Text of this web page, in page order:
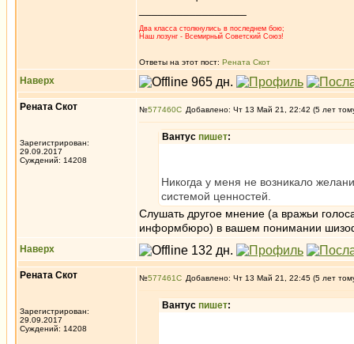
Два класса столкнулись в последнем бою;
Наш лозунг - Всемирный Советский Союз!
Ответы на этот пост: Рената Скот
Наверх
Рената Скот
Зарегистрирован:
29.09.2017
Суждений: 14208
№577460 Добавлено: Чт 13 Май 21, 22:42 (5 лет
Вантус пишет:
Никогда у меня не возникало
системой ценностей.
Слушать другое мнение (а вражьи
информбюро) в вашем понимании
Наверх
Рената Скот
Зарегистрирован:
29.09.2017
Суждений: 14208
№577461 Добавлено: Чт 13 Май 21, 22:45 (5 лет
Вантус пишет: